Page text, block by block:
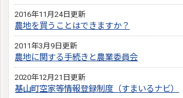
2016年11月24日更新
農地を買うことはできますか？
2011年3月9日更新
農地に関する手続きと農業委員会
2020年12月21日更新
基山町空家等情報登録制度（すまいるナビ）